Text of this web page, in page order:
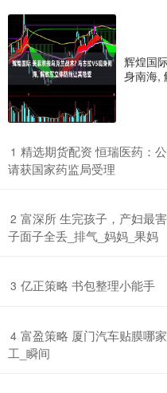
辉煌国
身南海,
1 精选期货配资 恒瑞医药：
请获国家药监局受理
2 富深所 生完孩子，产妇最
子面子全丢_排气_妈妈_果妈
3 ​亿正策略 书包整理小能手
4 富盈策略 厦门汽车贴膜哪
工_瞬间